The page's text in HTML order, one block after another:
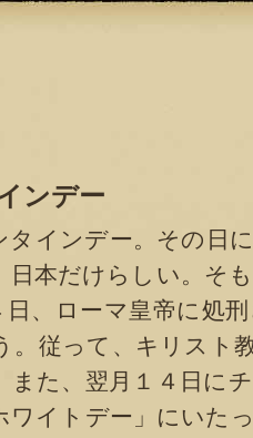
ンデー
インデー。その日
本だけらしい。そ
、ローマ皇帝に処
。従って、キリスト
また、翌月１４日に
ワイトデー」にいた